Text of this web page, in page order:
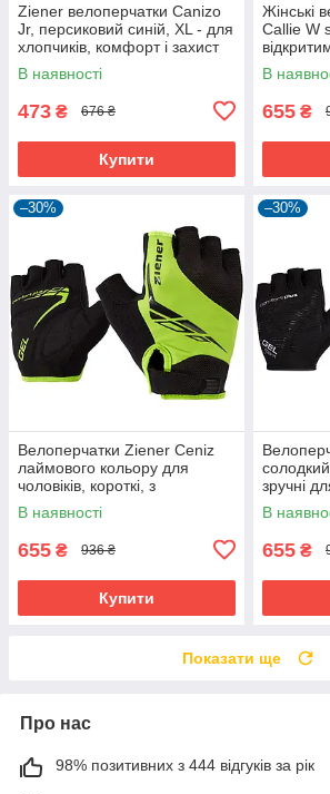
Ziener велоперчатки Canizo
Jr, персиковий синій, XL - для
хлопчиків, комфорт і захист
В наявності
473 ₴ 676 ₴
Купити
Жінські
Callie W
В
655 ₴
–30%
Велоперчатки Ziener Ceniz
лаймового кольору для
чоловіків, короткі, з
амортизуючими вставками та
гелевими подушечками
В наявності
655 ₴ 936 ₴
Купити
–30%
солодкий
зручні
В
655 ₴
Показати ще
Про нас
98% позитивних з 444 відгуків за рік